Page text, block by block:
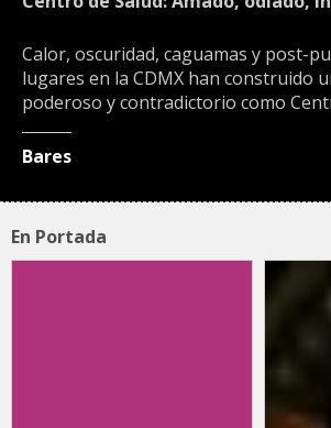
Calor, oscuridad, caguamas y post-
lugares en la CDMX han construido
poderoso y contradictorio como
Bares
En Portada